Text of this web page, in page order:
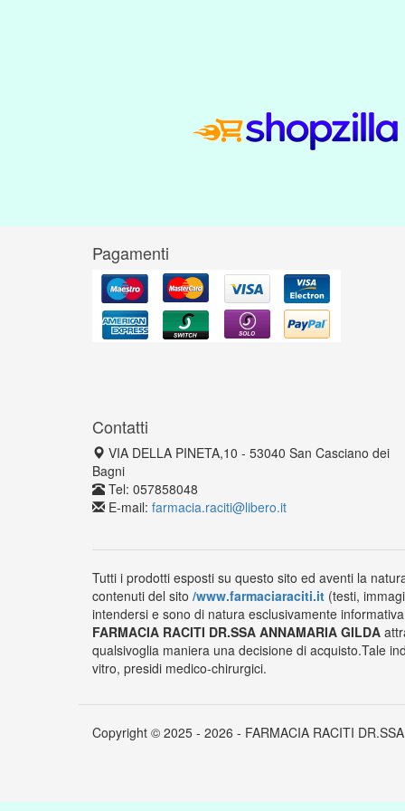
Pagamenti
Contatti
VIA DELLA PINETA,10 - 53040 San Casciano dei
Bagni
Tel: 057858048
E-mail: farmacia.raciti@libero.it
Tutti i prodotti esposti su questo sito ed aventi la
contenuti del sito /www.farmaciaraciti.it (testi,
intendersi e sono di natura esclusivamente
FARMACIA RACITI DR.SSA ANNAMARIA GILDA
qualsivoglia maniera una decisione di acquisto.Tale
vitro, presidi medico-chirurgici.
Copyright © 2025 - 2026 - FARMACIA RACITI